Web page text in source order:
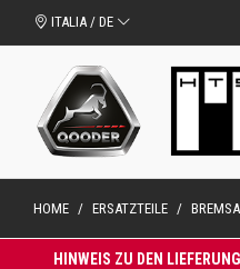
ITALIA / DE
HOME / ERSATZTEILE /
HINWEIS ZU DEN